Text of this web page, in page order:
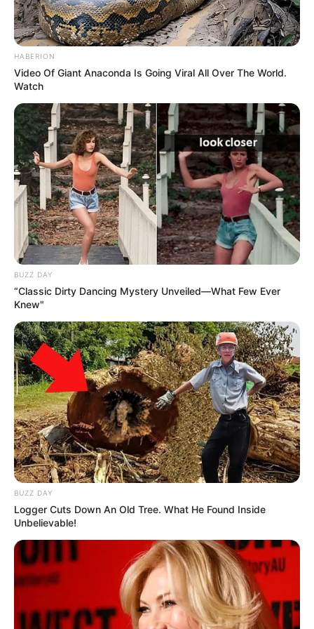
Suchen:
Auf einigen Seiten dieses Projektes sind Affiliate-
Angebote integriert. Wenn etwas darüber gebucht oder
gekauft wird, ist das eine Unterstützung, ohne dass sich
dadurch der Preis ändert.
HABERION
Video Of Giant Anaconda Is Going Viral All Over The World.
Watch
BUZZ DAY
“Classic Dirty Dancing Mystery Unveiled—What Few Ever
Knew"
BUZZ DAY
Logger Cuts Down An Old Tree. What He Found Inside
Unbelievable!